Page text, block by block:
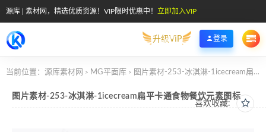
源库 | 素材网，精选优质资源！VIP限时优惠中！ 立即加入VIP
升级VIP 登录
当前位置： 源库素材网 > MG平面库 > 图片素材-253-冰淇淋-1icecream扁平卡通食物餐饮元素图标
喜欢收藏:
图片素材-253-冰淇淋-1icecream扁平卡通食物餐饮元素图标